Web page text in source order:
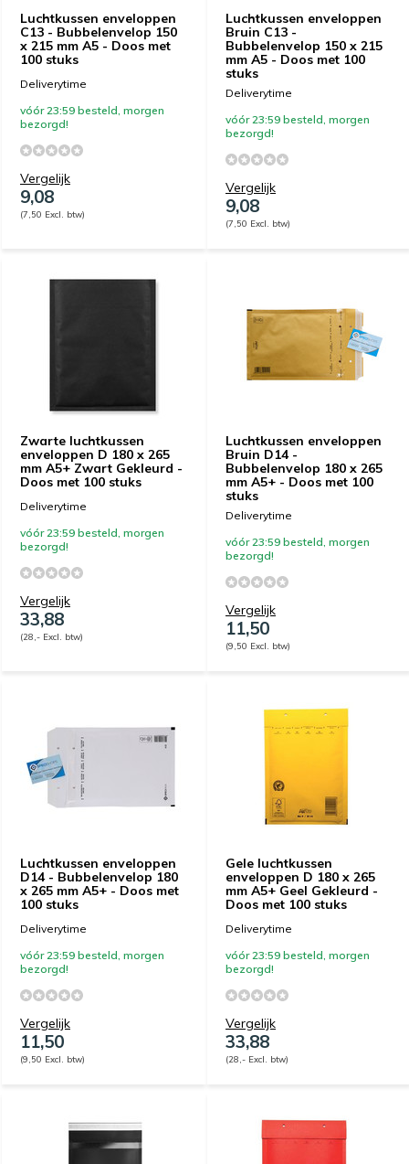
Luchtkussen enveloppen
C13 - Bubbelenvelop 150
x 215 mm A5 - Doos met
100 stuks
Deliverytime
vóór 23:59 besteld, morgen
bezorgd!
Vergelijk
9,08
(7,50 Excl. btw)
Luchtkussen enveloppen
Bruin C13 -
Bubbelenvelop 150 x 215
mm A5 - Doos met 100
stuks
Deliverytime
vóór 23:59 besteld, morgen
bezorgd!
Vergelijk
9,08
(7,50 Excl. btw)
Zwarte luchtkussen
enveloppen D 180 x 265
mm A5+ Zwart Gekleurd -
Doos met 100 stuks
Deliverytime
vóór 23:59 besteld, morgen
bezorgd!
Vergelijk
33,88
(28,- Excl. btw)
Luchtkussen enveloppen
Bruin D14 -
Bubbelenvelop 180 x 265
mm A5+ - Doos met 100
stuks
Deliverytime
vóór 23:59 besteld, morgen
bezorgd!
Vergelijk
11,50
(9,50 Excl. btw)
Luchtkussen enveloppen
D14 - Bubbelenvelop 180
x 265 mm A5+ - Doos met
100 stuks
Deliverytime
vóór 23:59 besteld, morgen
bezorgd!
Vergelijk
11,50
(9,50 Excl. btw)
Gele luchtkussen
enveloppen D 180 x 265
mm A5+ Geel Gekleurd -
Doos met 100 stuks
Deliverytime
vóór 23:59 besteld, morgen
bezorgd!
Vergelijk
33,88
(28,- Excl. btw)